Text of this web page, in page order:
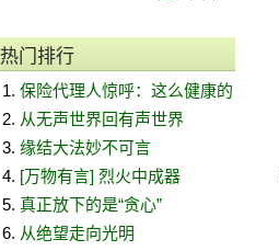
热门排行
保险代理人惊呼：这么健康的
从无声世界回有声世界
缘结大法妙不可言
[万物有言] 烈火中成器
真正放下的是“贪心”
从绝望走向光明